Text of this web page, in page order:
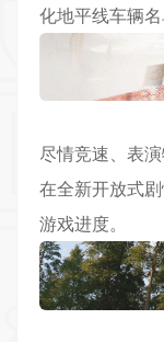
化地平线车辆名
尽情竞速、表演
在全新开放式
游戏进度。